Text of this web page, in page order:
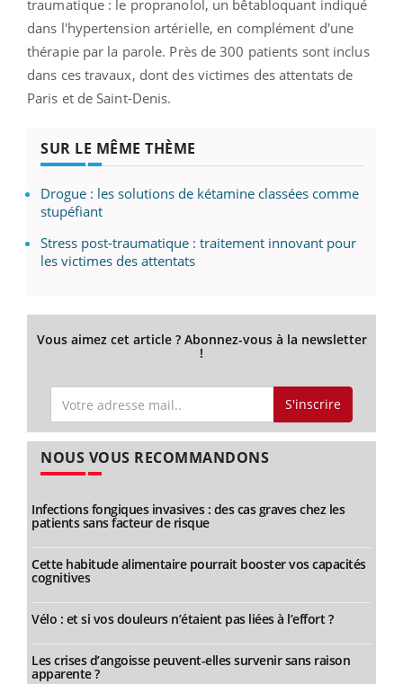
traumatique : le propranolol, un bêtabloquant indiqué
dans l'hypertension artérielle, en complément d'une
thérapie par la parole. Près de 300 patients sont inclus
dans ces travaux, dont des victimes des attentats de
Paris et de Saint-Denis.
SUR LE MÊME THÈME
Drogue : les solutions de kétamine classées comme
stupéfiant
Stress post-traumatique : traitement innovant pour
les victimes des attentats
Vous aimez cet article ? Abonnez-vous à la newsletter
!
S'inscrire
NOUS VOUS RECOMMANDONS
Infections fongiques invasives : des cas graves chez les
patients sans facteur de risque
Cette habitude alimentaire pourrait booster vos capacités
cognitives
Vélo : et si vos douleurs n’étaient pas liées à l’effort ?
Les crises d’angoisse peuvent-elles survenir sans raison
apparente ?